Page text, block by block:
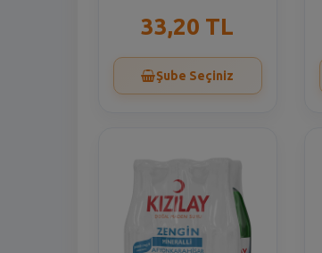
33,20 TL
Şube Seçiniz